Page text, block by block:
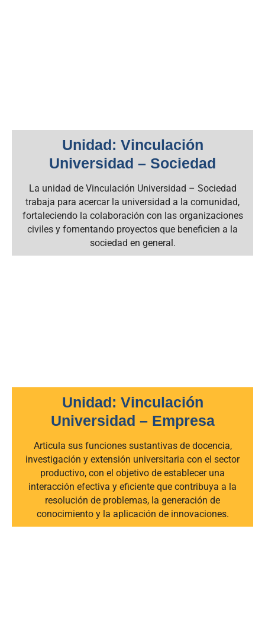
Unidad: Vinculación
Universidad – Sociedad
La unidad de Vinculación Universidad – Sociedad
trabaja para acercar la universidad a la comunidad,
fortaleciendo la colaboración con las organizaciones
civiles y fomentando proyectos que beneficien a la
sociedad en general.
Unidad: Vinculación
Universidad – Empresa
Articula sus funciones sustantivas de docencia,
investigación y extensión universitaria con el sector
productivo, con el objetivo de establecer una
interacción efectiva y eficiente que contribuya a la
resolución de problemas, la generación de
conocimiento y la aplicación de innovaciones.